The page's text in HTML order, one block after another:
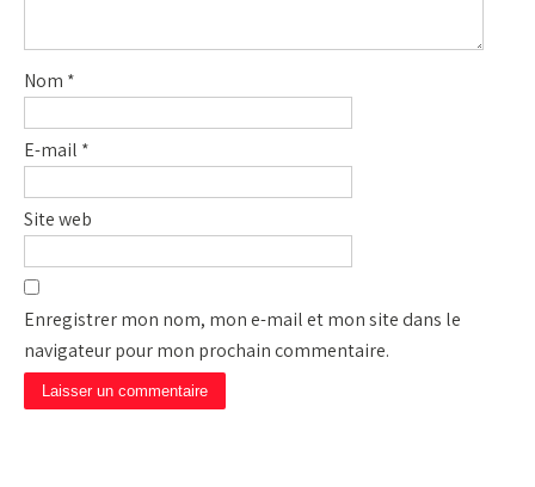
Nom *
E-mail *
Site web
Enregistrer mon nom, mon e-mail et mon site dans le
navigateur pour mon prochain commentaire.